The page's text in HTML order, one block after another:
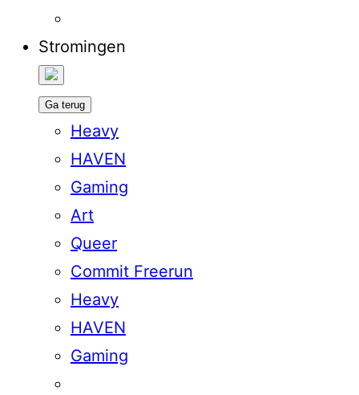
Stromingen
Ga terug
Heavy
HAVEN
Gaming
Art
Queer
Commit Freerun
Heavy
HAVEN
Gaming